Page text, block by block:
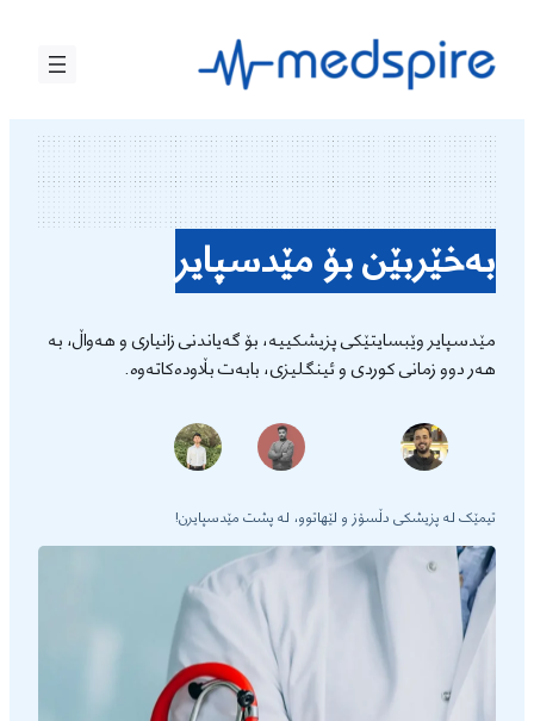
ناوەڕۆک
بەخێربێن بۆ مێدسپایر
مێدسپایر وێبسایتێکی پزیشکییە، بۆ گەیاندنی زانیاری و هەواڵ، بە
هەر دوو زمانی کوردی و ئینگلیزی، بابەت بڵاودەکاتەوە.
تیمێک لە پزیشکی دڵسۆز و لێهاتوو، لە پشت مێدسپایرن!